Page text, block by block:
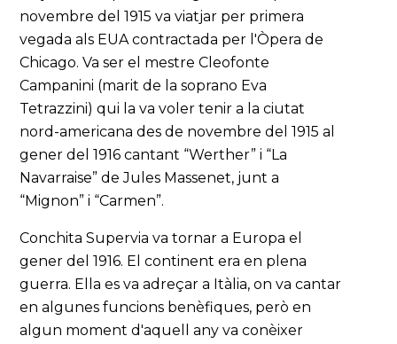
novembre del 1915 va viatjar per primera
vegada als EUA contractada per l'Òpera de
Chicago. Va ser el mestre Cleofonte
Campanini (marit de la soprano Eva
Tetrazzini) qui la va voler tenir a la ciutat
nord-americana des de novembre del 1915 al
gener del 1916 cantant “Werther” i “La
Navarraise” de Jules Massenet, junt a
“Mignon” i “Carmen”.
Conchita Supervia va tornar a Europa el
gener del 1916. El continent era en plena
guerra. Ella es va adreçar a Itàlia, on va cantar
en algunes funcions benèfiques, però en
algun moment d'aquell any va conèixer